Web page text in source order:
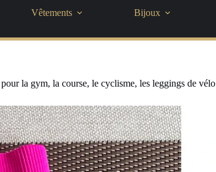
Vêtements Bijoux
la gym, la course, le cyclisme, les leggings de vélo